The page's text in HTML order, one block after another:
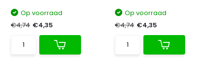
Op voorraad
€4,74 €4,35
Op voorraad
€4,74 €4,35